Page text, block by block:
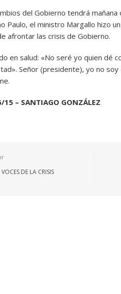
del Gobierno tendrá
Paulo, el ministro Margallo hizo
afrontar las crisis de Gobierno.
en salud: «No seré yo quien dé
Señor (presidente), yo no
– SANTIAGO GONZÁLEZ
DE LA CRISIS